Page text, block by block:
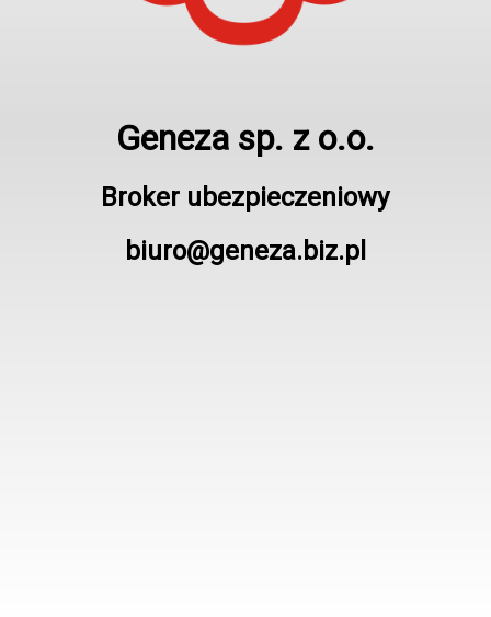
Geneza sp. z o.o.
Broker ubezpieczeniowy
biuro@geneza.biz.pl